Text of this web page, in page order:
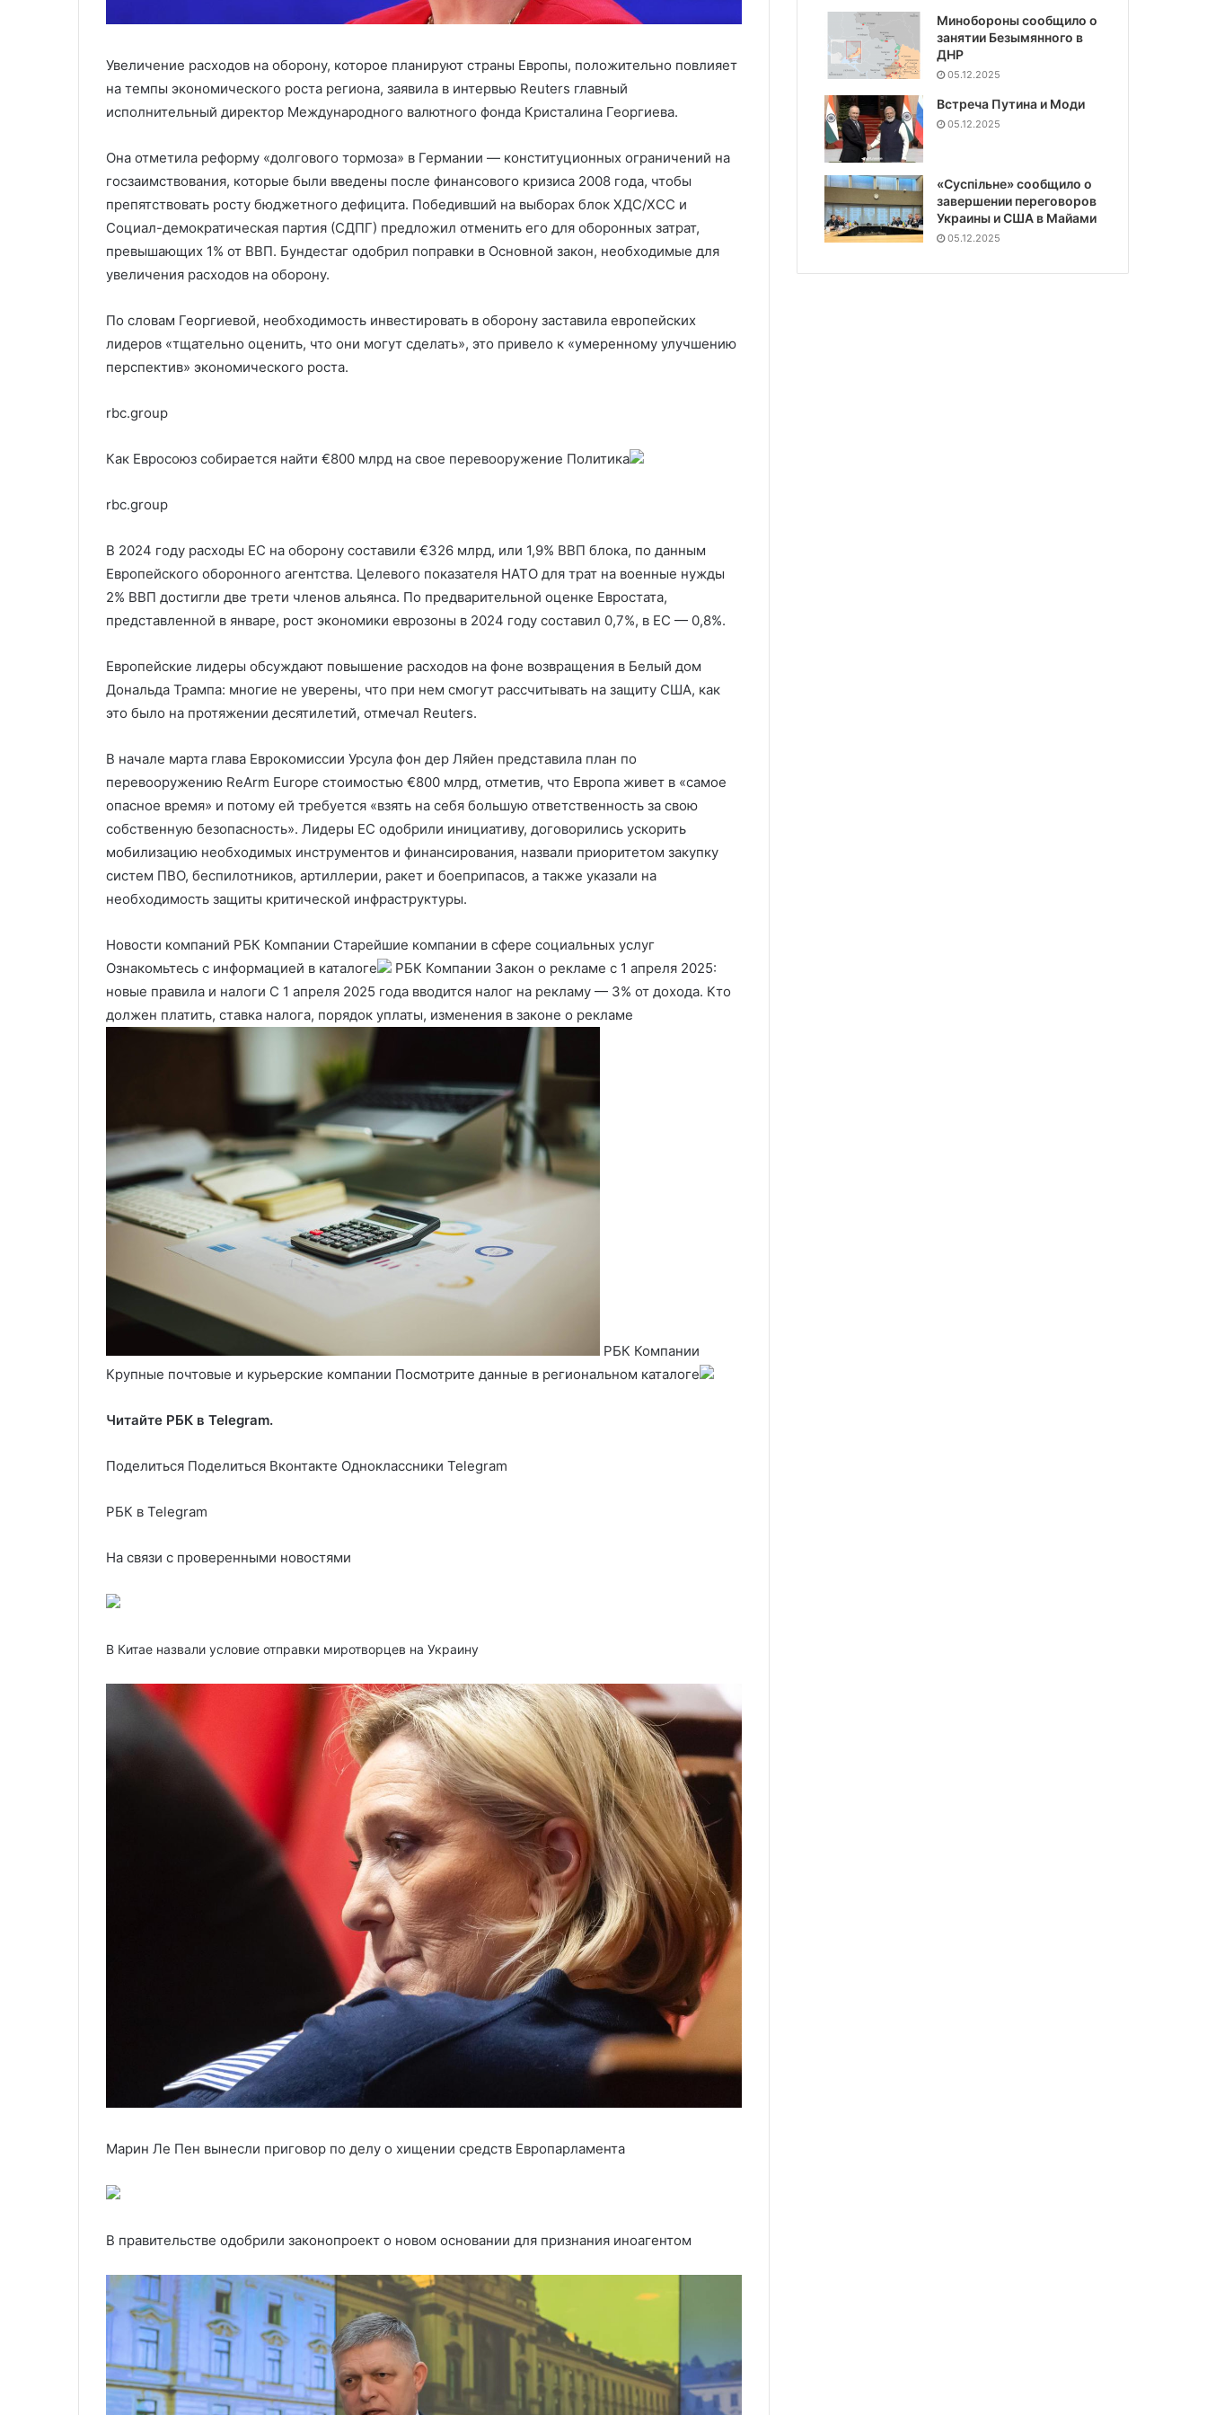
Увеличение расходов на оборону, которое планируют страны Европы, положительно повлияет
на темпы экономического роста региона, заявила в интервью Reuters главный
исполнительный директор Международного валютного фонда Кристалина Георгиева.
Она отметила реформу «долгового тормоза» в Германии — конституционных ограничений на
госзаимствования, которые были введены после финансового кризиса 2008 года, чтобы
препятствовать росту бюджетного дефицита. Победивший на выборах блок ХДС/ХСС и
Социал-демократическая партия (СДПГ) предложил отменить его для оборонных затрат,
превышающих 1% от ВВП. Бундестаг одобрил поправки в Основной закон, необходимые для
увеличения расходов на оборону.
По словам Георгиевой, необходимость инвестировать в оборону заставила европейских
лидеров «тщательно оценить, что они могут сделать», это привело к «умеренному улучшению
перспектив» экономического роста.
rbc.group
Как Евросоюз собирается найти €800 млрд на свое перевооружение Политика
rbc.group
В 2024 году расходы ЕС на оборону составили €326 млрд, или 1,9% ВВП блока, по данным
Европейского оборонного агентства. Целевого показателя НАТО для трат на военные нужды
2% ВВП достигли две трети членов альянса. По предварительной оценке Евростата,
представленной в январе, рост экономики еврозоны в 2024 году составил 0,7%, в ЕС — 0,8%.
Европейские лидеры обсуждают повышение расходов на фоне возвращения в Белый дом
Дональда Трампа: многие не уверены, что при нем смогут рассчитывать на защиту США, как
это было на протяжении десятилетий, отмечал Reuters.
В начале марта глава Еврокомиссии Урсула фон дер Ляйен представила план по
перевооружению ReArm Europe стоимостью €800 млрд, отметив, что Европа живет в «самое
опасное время» и потому ей требуется «взять на себя большую ответственность за свою
собственную безопасность». Лидеры ЕС одобрили инициативу, договорились ускорить
мобилизацию необходимых инструментов и финансирования, назвали приоритетом закупку
систем ПВО, беспилотников, артиллерии, ракет и боеприпасов, а также указали на
необходимость защиты критической инфраструктуры.
Новости компаний РБК Компании Старейшие компании в сфере социальных услуг
Ознакомьтесь с информацией в каталоге
РБК Компании Закон о рекламе с 1 апреля 2025:
новые правила и налоги С 1 апреля 2025 года вводится налог на рекламу — 3% от дохода. Кто
должен платить, ставка налога, порядок уплаты, изменения в законе о рекламе
РБК Компании
Крупные почтовые и курьерские компании Посмотрите данные в региональном каталоге
Читайте РБК в Telegram.
Поделиться Поделиться Вконтакте Одноклассники Telegram
РБК в Telegram
На связи с проверенными новостями
В Китае назвали условие отправки миротворцев на Украину
Марин Ле Пен вынесли приговор по делу о хищении средств Европарламента
В правительстве одобрили законопроект о новом основании для признания иноагентом
Минобороны сообщило о
занятии Безымянного в
ДНР
05.12.2025
Встреча Путина и Моди
05.12.2025
«Суспiльне» сообщило о
завершении переговоров
Украины и США в Майами
05.12.2025